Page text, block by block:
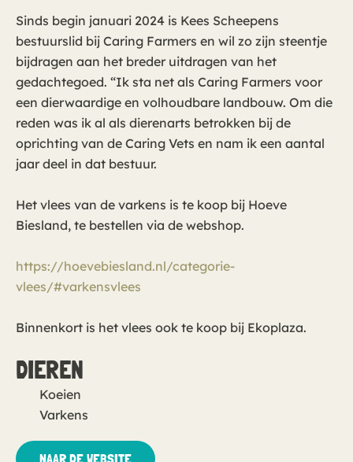
Sinds begin januari 2024 is Kees Scheepens
bestuurslid bij Caring Farmers en wil zo zijn steentje
bijdragen aan het breder uitdragen van het
gedachtegoed. “Ik sta net als Caring Farmers voor
een dierwaardige en volhoudbare landbouw. Om die
reden was ik al als dierenarts betrokken bij de
oprichting van de Caring Vets en nam ik een aantal
jaar deel in dat bestuur.
Het vlees van de varkens is te koop bij Hoeve
Biesland, te bestellen via de webshop.
https://hoevebiesland.nl/categorie-
vlees/#varkensvlees
Binnenkort is het vlees ook te koop bij Ekoplaza.
DIEREN
Koeien
Varkens
NAAR DE WEBSITE